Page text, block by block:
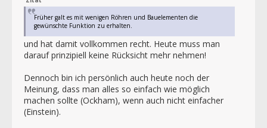
Früher galt es mit wenigen Röhren und Bauelementen die
gewünschte Funktion zu erhalten.
und hat damit vollkommen recht. Heute muss man
darauf prinzipiell keine Rücksicht mehr nehmen!
Dennoch bin ich persönlich auch heute noch der
Meinung, dass man alles so einfach wie möglich
machen sollte (Ockham), wenn auch nicht einfacher
(Einstein).